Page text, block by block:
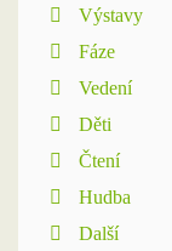
Výstavy
Fáze
Vedení
Děti
Čtení
Hudba
Další